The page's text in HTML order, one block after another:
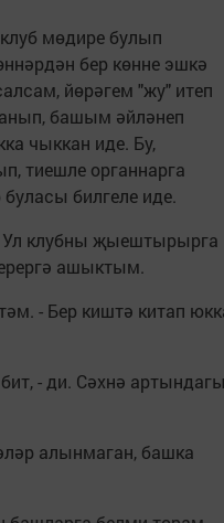
мөдире булып
бер көнне эшкә
йөрәгем "жу" итеп
башым әйләнеп
чыккан иде. Бу,
тиешле органнарга
билгеле иде.
Ул клубны җыештырырга
ашыктым.
- Бер киштә китап
- ди. Сәхнә
алынмаган, башка